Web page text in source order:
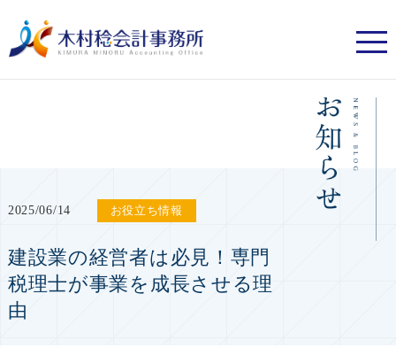
2025/06/14 お役立ち情報
建設業の経営者は必見！専門
税理士が事業を成長させる理
由